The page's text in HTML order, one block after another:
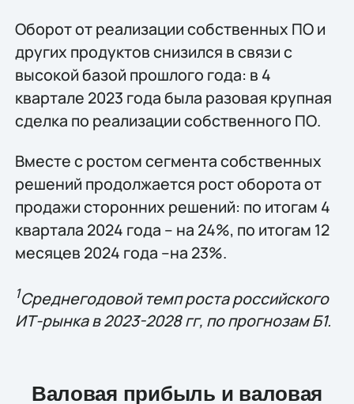
Оборот от реализации собственных ПО и
других продуктов снизился в связи с
высокой базой прошлого года: в 4
квартале 2023 года была разовая крупная
сделка по реализации собственного ПО.
Вместе с ростом сегмента собственных
решений продолжается рост оборота от
продажи сторонних решений: по итогам 4
квартала 2024 года – на 24%, по итогам 12
месяцев 2024 года –на 23%.
1Среднегодовой темп роста российского
ИТ-рынка в 2023-2028 гг, по прогнозам Б1.
Валовая прибыль и валовая